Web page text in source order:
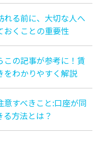
る前に、大切な人へ
おくことの重要性
の記事が参考に！賃
をわかりやすく解説
すべきこと:口座が同
方法とは？